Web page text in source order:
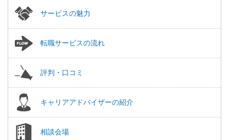
サービスの魅力
転職サービスの流れ
評判・口コミ
キャリアアドバイザーの紹介
相談会場